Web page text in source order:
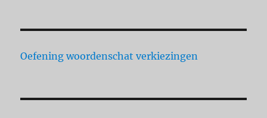
Oefening woordenschat verkiezingen